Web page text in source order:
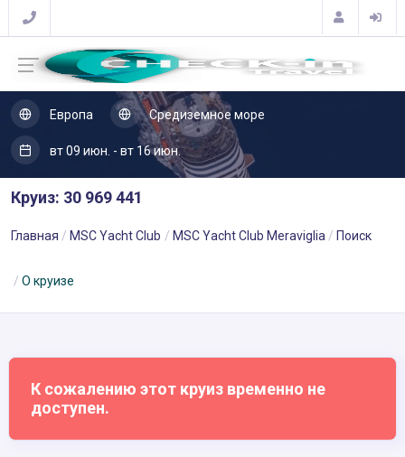
Европа Средиземное море
вт 09 июн. - вт 16 июн.
Круиз: 30 969 441
Главная MSC Yacht Club MSC Yacht Club Meraviglia Поиск
О круизе
К сожалению этот круиз временно не
доступен.